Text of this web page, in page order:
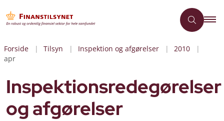
Forside Tilsyn Inspektion og afgørelser
2010
apr
Inspektionsredegørelser
og afgørelser